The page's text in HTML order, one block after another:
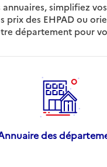
annuaires, simplifiez
prix des EHPAD ou
département pour
des